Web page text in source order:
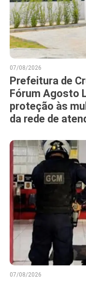
07/08/2026
Prefeitura de
Fórum Agosto
proteção às
da rede de
07/08/2026